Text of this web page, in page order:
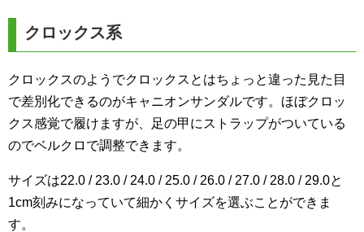
クロックス系
クロックスのようでクロックスとはちょっと違った見た目
で差別化できるのがキャニオンサンダルです。ほぼクロッ
クス感覚で履けますが、足の甲にストラップがついている
のでベルクロで調整できます。
サイズは22.0 / 23.0 / 24.0 / 25.0 / 26.0 / 27.0 / 28.0 / 29.0と
1cm刻みになっていて細かくサイズを選ぶことができま
す。